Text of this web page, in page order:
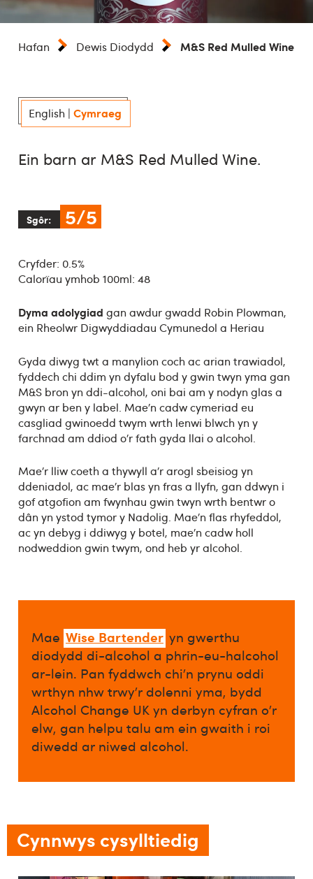
Hafan Dewis Diodydd M&S Red Mulled Wine
English | Cymraeg
Ein barn ar M&S Red Mulled Wine.
Sgôr: 5/5
Cryfder: 0.5%
Calorïau ymhob 100ml: 48
Dyma adolygiad gan awdur gwadd Robin Plowman,
ein Rheolwr Digwyddiadau Cymunedol a Heriau
Gyda diwyg twt a manylion coch ac arian trawiadol,
fyddech chi ddim yn dyfalu bod y gwin twyn yma gan
M&S bron yn ddi-alcohol, oni bai am y nodyn glas a
gwyn ar ben y label. Mae’n cadw cymeriad eu
casgliad gwinoedd twym wrth lenwi blwch yn y
farchnad am ddiod o’r fath gyda llai o alcohol.
Mae’r lliw coeth a thywyll a’r arogl sbeisiog yn
ddeniadol, ac mae’r blas yn fras a llyfn, gan ddwyn i
gof atgofion am fwynhau gwin twyn wrth bentwr o
dân yn ystod tymor y Nadolig. Mae’n flas rhyfeddol,
ac yn debyg i ddiwyg y botel, mae’n cadw holl
nodweddion gwin twym, ond heb yr alcohol.
Mae Wise Bartender yn gwerthu
diodydd di-alcohol a phrin-eu-halcohol
ar-lein. Pan fyddwch chi’n prynu oddi
wrthyn nhw trwy’r dolenni yma, bydd
Alcohol Change UK yn derbyn cyfran o’r
elw, gan helpu talu am ein gwaith i roi
diwedd ar niwed alcohol.​
Cynnwys cysylltiedig